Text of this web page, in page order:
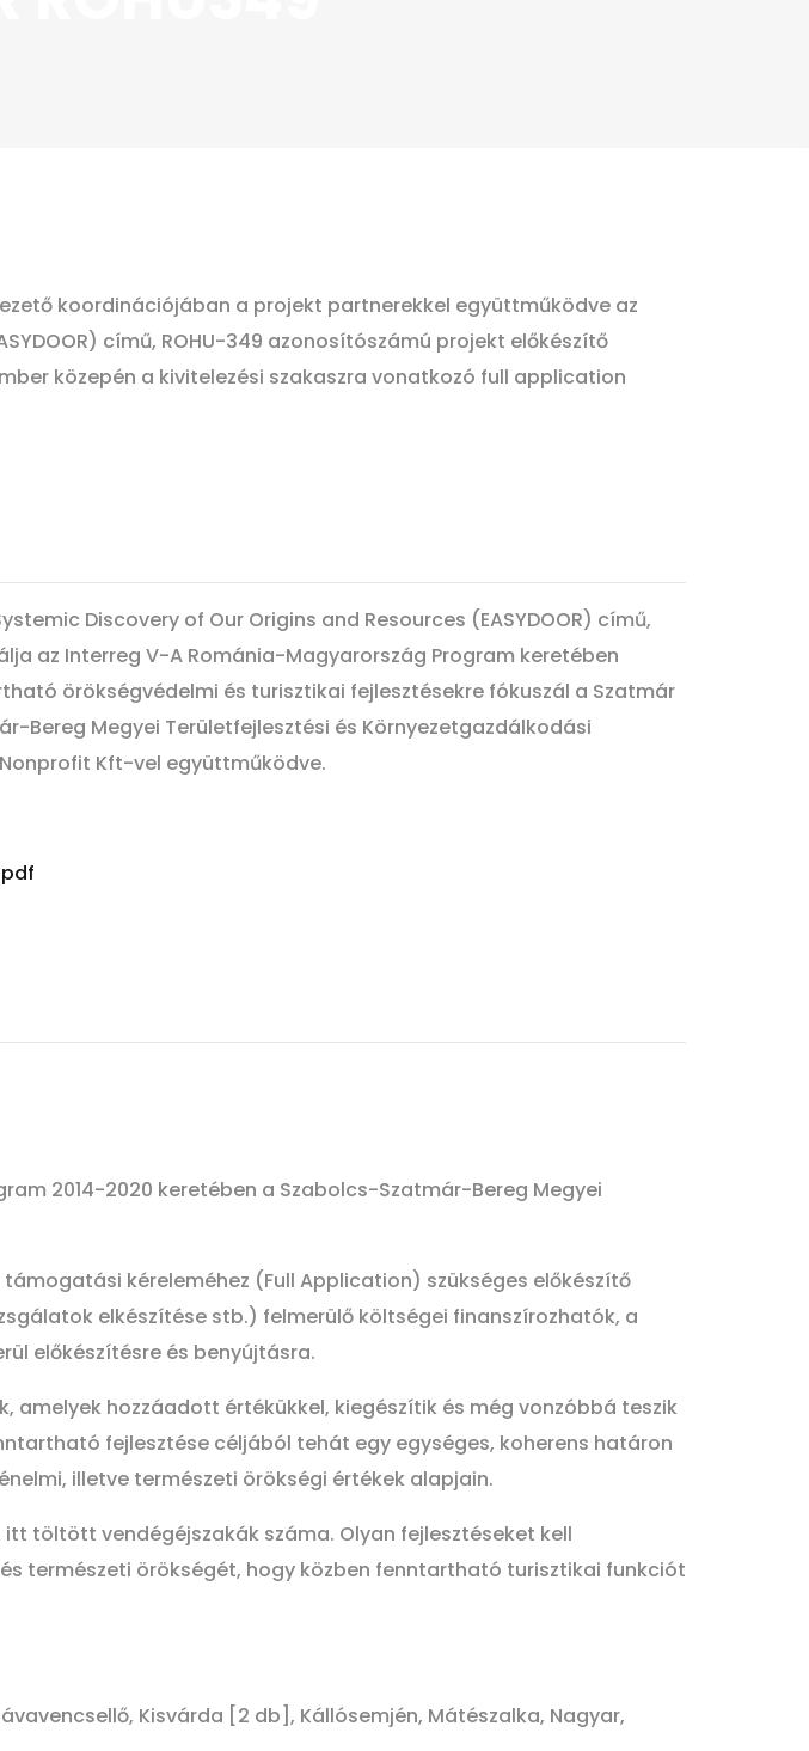
koordinációjában a projekt partnerekkel együttműködve az
című, ROHU-349 azonosítószámú projekt előkészítő
közepén a kivitelezési szakaszra vonatkozó full application
Discovery of Our Origins and Resources (EASYDOOR) című,
az Interreg V-A Románia-Magyarország Program keretében
örökségvédelmi és turisztikai fejlesztésekre fókuszál a Szatmár
Bereg Megyei Területfejlesztési és Környezetgazdálkodási
Kft-vel együttműködve.
2014-2020 keretében a Szabolcs-Szatmár-Bereg Megyei
kéreleméhez (Full Application) szükséges előkészítő
elkészítése stb.) felmerülő költségei finanszírozhatók, a
előkészítésre és benyújtásra.
hozzáadott értékükkel, kiegészítik és még vonzóbbá teszik
fejlesztése céljából tehát egy egységes, koherens határon
illetve természeti örökségi értékek alapjain.
töltött vendégéjszakák száma. Olyan fejlesztéseket kell
természeti örökségét, hogy közben fenntartható turisztikai funkciót
Kisvárda [2 db], Kállósemjén, Mátészalka, Nagyar,